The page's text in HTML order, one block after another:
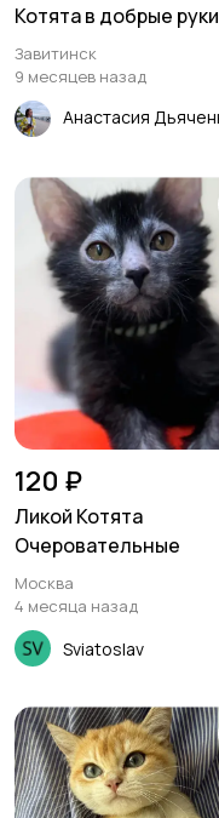
Котята в добрые руки
Завитинск
9 месяцев назад
120 ₽
Ликой Котята
Очеровательные
Москва
4 месяца назад
Sviatoslav